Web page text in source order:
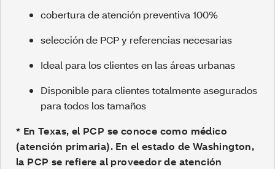
cobertura de atención preventiva 100%
selección de PCP y referencias necesarias
Ideal para los clientes en las áreas urbanas
Disponible para clientes totalmente asegurados
para todos los tamaños
* En Texas, el PCP se conoce como médico
(atención primaria). En el estado de Washington,
la PCP se refiere al proveedor de atención